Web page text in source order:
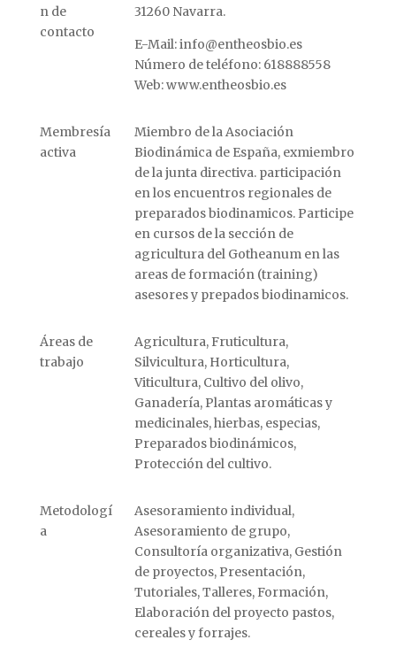
n de
contacto
31260 Navarra.
E-Mail: info@entheosbio.es
Número de teléfono: 618888558
Web: www.entheosbio.es
Membresía
activa
Miembro de la Asociación
Biodinámica de España, exmiembro
de la junta directiva. participación
en los encuentros regionales de
preparados biodinamicos. Participe
en cursos de la sección de
agricultura del Gotheanum en las
areas de formación (training)
asesores y prepados biodinamicos.
Áreas de
trabajo
Agricultura, Fruticultura,
Silvicultura, Horticultura,
Viticultura, Cultivo del olivo,
Ganadería, Plantas aromáticas y
medicinales, hierbas, especias,
Preparados biodinámicos,
Protección del cultivo.
Metodologí
a
Asesoramiento individual,
Asesoramiento de grupo,
Consultoría organizativa, Gestión
de proyectos, Presentación,
Tutoriales, Talleres, Formación,
Elaboración del proyecto pastos,
cereales y forrajes.